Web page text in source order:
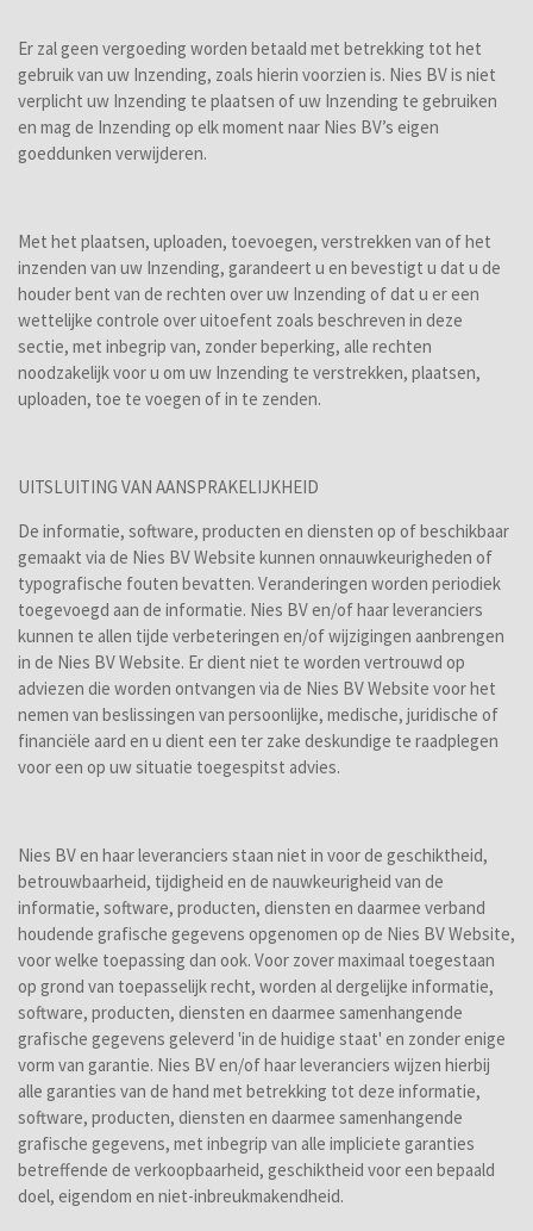
Er zal geen vergoeding worden betaald met betrekking tot het
gebruik van uw Inzending, zoals hierin voorzien is. Nies BV is niet
verplicht uw Inzending te plaatsen of uw Inzending te gebruiken
en mag de Inzending op elk moment naar Nies BV’s eigen
goeddunken verwijderen.
Met het plaatsen, uploaden, toevoegen, verstrekken van of het
inzenden van uw Inzending, garandeert u en bevestigt u dat u de
houder bent van de rechten over uw Inzending of dat u er een
wettelijke controle over uitoefent zoals beschreven in deze
sectie, met inbegrip van, zonder beperking, alle rechten
noodzakelijk voor u om uw Inzending te verstrekken, plaatsen,
uploaden, toe te voegen of in te zenden.
UITSLUITING VAN AANSPRAKELIJKHEID
De informatie, software, producten en diensten op of beschikbaar
gemaakt via de Nies BV Website kunnen onnauwkeurigheden of
typografische fouten bevatten. Veranderingen worden periodiek
toegevoegd aan de informatie. Nies BV en/of haar leveranciers
kunnen te allen tijde verbeteringen en/of wijzigingen aanbrengen
in de Nies BV Website. Er dient niet te worden vertrouwd op
adviezen die worden ontvangen via de Nies BV Website voor het
nemen van beslissingen van persoonlijke, medische, juridische of
financiële aard en u dient een ter zake deskundige te raadplegen
voor een op uw situatie toegespitst advies.
Nies BV en haar leveranciers staan niet in voor de geschiktheid,
betrouwbaarheid, tijdigheid en de nauwkeurigheid van de
informatie, software, producten, diensten en daarmee verband
houdende grafische gegevens opgenomen op de Nies BV Website,
voor welke toepassing dan ook. Voor zover maximaal toegestaan
op grond van toepasselijk recht, worden al dergelijke informatie,
software, producten, diensten en daarmee samenhangende
grafische gegevens geleverd 'in de huidige staat' en zonder enige
vorm van garantie. Nies BV en/of haar leveranciers wijzen hierbij
alle garanties van de hand met betrekking tot deze informatie,
software, producten, diensten en daarmee samenhangende
grafische gegevens, met inbegrip van alle impliciete garanties
betreffende de verkoopbaarheid, geschiktheid voor een bepaald
doel, eigendom en niet-inbreukmakendheid.